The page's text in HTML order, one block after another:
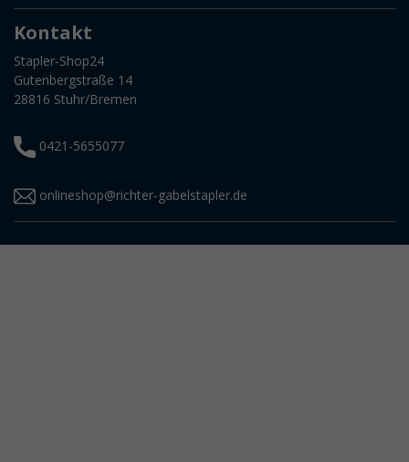
Kontakt
Stapler-Shop24
Gutenbergstraße 14
28816 Stuhr/Bremen
0421-5655077
onlineshop@richter-gabelstapler.de